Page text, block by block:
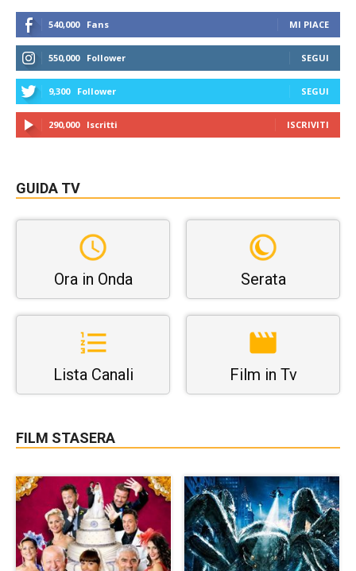
540,000 Fans MI PIACE
550,000 Follower SEGUI
9,300 Follower SEGUI
290,000 Iscritti ISCRIVITI
GUIDA TV
Ora in Onda Serata
Lista Canali Film in Tv
FILM STASERA